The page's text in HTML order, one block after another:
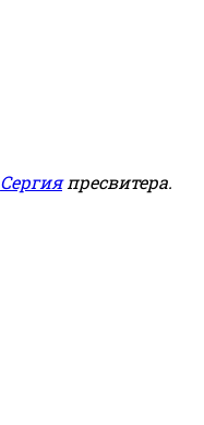
Сергияпресвитера.